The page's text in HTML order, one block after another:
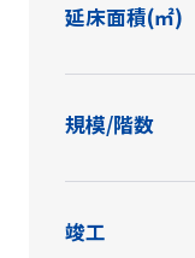
延床面積(㎡)
規模/階数
竣工